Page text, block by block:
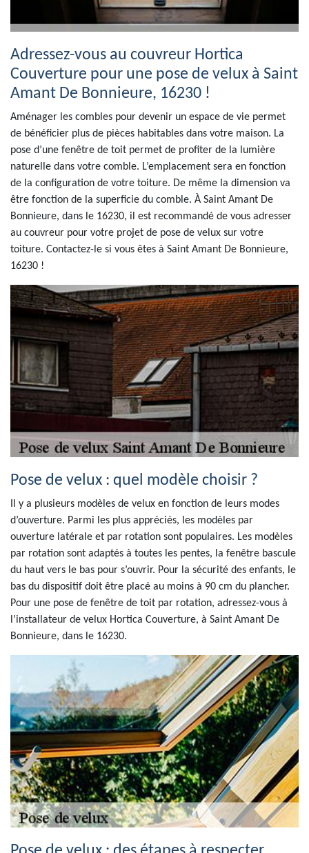
Adressez-vous au couvreur Hortica
Couverture pour une pose de velux à Saint
Amant De Bonnieure, 16230 !
Aménager les combles pour devenir un espace de vie permet
de bénéficier plus de pièces habitables dans votre maison. La
pose d’une fenêtre de toit permet de profiter de la lumière
naturelle dans votre comble. L’emplacement sera en fonction
de la configuration de votre toiture. De même la dimension va
être fonction de la superficie du comble. À Saint Amant De
Bonnieure, dans le 16230, il est recommandé de vous adresser
au couvreur pour votre projet de pose de velux sur votre
toiture. Contactez-le si vous êtes à Saint Amant De Bonnieure,
16230 !
Pose de velux : quel modèle choisir ?
Il y a plusieurs modèles de velux en fonction de leurs modes
d’ouverture. Parmi les plus appréciés, les modèles par
ouverture latérale et par rotation sont populaires. Les modèles
par rotation sont adaptés à toutes les pentes, la fenêtre bascule
du haut vers le bas pour s’ouvrir. Pour la sécurité des enfants, le
bas du dispositif doit être placé au moins à 90 cm du plancher.
Pour une pose de fenêtre de toit par rotation, adressez-vous à
l’installateur de velux Hortica Couverture, à Saint Amant De
Bonnieure, dans le 16230.